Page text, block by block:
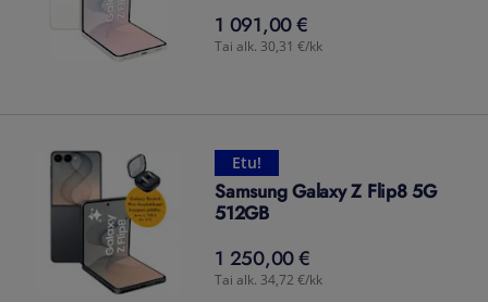
1 091,00 €
1 091,00€
Tai alk. 30,31 €/kk
Etu!
Samsung Galaxy Z Flip8 5G
512GB
1 250,00 €
1 250,00€
Tai alk. 34,72 €/kk